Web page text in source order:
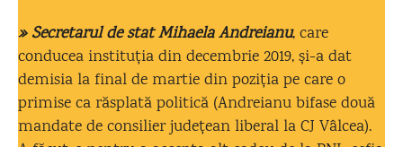
» Secretarul de stat Mihaela Andreianu, care
conducea instituția din decembrie 2019, și-a dat
demisia la final de martie din poziția pe care o
primise ca răsplată politică (Andreianu bifase două
mandate de consilier județean liberal la CJ Vâlcea).